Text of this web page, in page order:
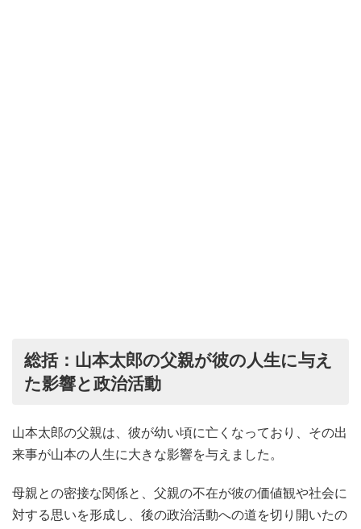
総括：山本太郎の父親が彼の人生に与え
た影響と政治活動
山本太郎の父親は、彼が幼い頃に亡くなっており、その出
来事が山本の人生に大きな影響を与えました。
母親との密接な関係と、父親の不在が彼の価値観や社会に
対する思いを形成し、後の政治活動への道を切り開いたの